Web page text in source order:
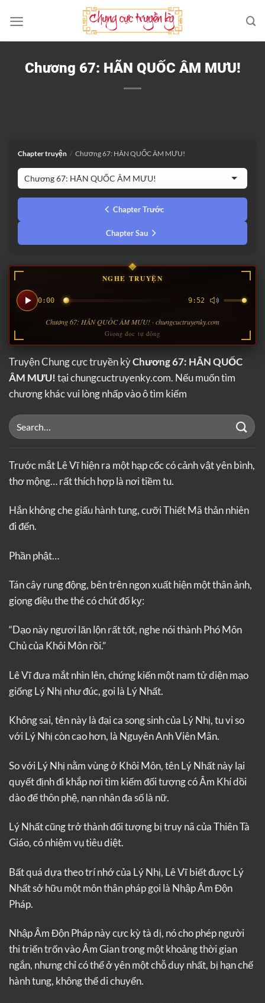
qua
nội
Chương 67: HÃN QUỐC ÂM MƯU!
Chapter truyện / Chương 67: HÃN QUỐC ÂM MƯU!
Chapter Trước
Chapter Sau
NGHE TRUYỆN
0:00 9:52
Chương 67: HÃN QUỐC ÂM MƯU! · chungcuctruyenky.com
Giọng đọc tự động
Truyện Chung cực truyền kỳChương 67: HÃN QUỐC
ÂM MƯU!tại chungcuctruyenky.com. Nếu muốn tìm
chương khác vui lòng nhấp vào ô tìm kiếm
Trước mắt Lê Vĩ hiện ra một hạp cốc có cảnh vật yên bình,
thơ mộng… rất thích hợp là nơi tiềm tu.
Hắn không che giấu hành tung, cưỡi Thiết Mã thản nhiên
đi đến.
Phần phật…
Tán cây rung động, bên trên ngọn xuất hiện một thân ảnh,
giọng điệu the thé có chút đố kỵ:
“Dạo này ngươi lăn lộn rất tốt, nghe nói thành Phó Môn
Chủ của Khôi Môn rồi.”
Lê Vĩ đưa mắt nhìn lên, chứng kiến một nam tử diện mạo
giống Lý Nhị như đúc, gọi là Lý Nhất.
Không sai, tên này là đại ca song sinh của Lý Nhị, tu vi so
với Lý Nhị còn cao hơn, là Nguyên Anh Viên Mãn.
So với Lý Nhị nằm vùng ở Khôi Môn, tên Lý Nhất này lại
quyết định đi khắp nơi tìm kiếm đối tượng có Âm Khí dồi
dào để thôn phệ, nạn nhân đa số là nữ.
Lý Nhất cũng trở thành đối tượng bị truy nã của Thiên Tà
Giáo, có nhiệm vụ tiêu diệt.
Bất quá dựa theo trí nhớ của Lý Nhị, Lê Vĩ biết được Lý
Nhất sở hữu một môn thân pháp gọi là Nhập Âm Độn
Pháp.
Nhập Âm Độn Pháp này cực kỳ tà dị, nó cho phép người
thi triển trốn vào Âm Gian trong một khoảng thời gian
ngắn, nhưng chỉ có thể ở yên một chỗ duy nhất, bị hạn chế
hành tung, không thể di chuyển.